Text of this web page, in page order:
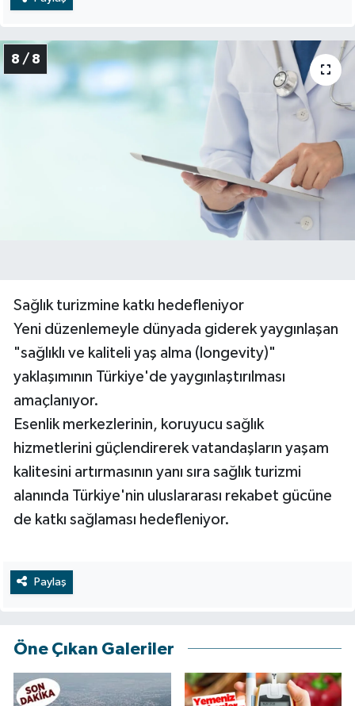
8 / 8
Sağlık turizmine katkı hedefleniyor
Yeni düzenlemeyle dünyada giderek yaygınlaşan
"sağlıklı ve kaliteli yaş alma (longevity)"
yaklaşımının Türkiye'de yaygınlaştırılması
amaçlanıyor.
Esenlik merkezlerinin, koruyucu sağlık
hizmetlerini güçlendirerek vatandaşların yaşam
kalitesini artırmasının yanı sıra sağlık turizmi
alanında Türkiye'nin uluslararası rekabet gücüne
de katkı sağlaması hedefleniyor.
Paylaş
Öne Çıkan Galeriler